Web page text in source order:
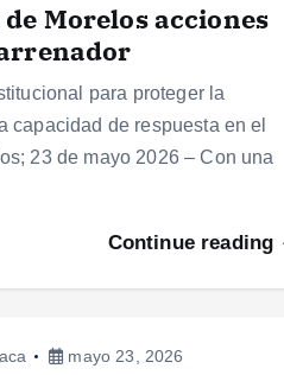
Morelos acciones
para proteger la
capacidad de respuesta en el
23 de mayo 2026 – Con una
Continue reading
mayo 23, 2026